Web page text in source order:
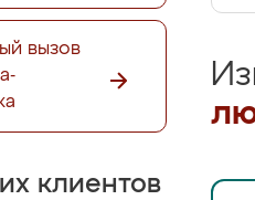
вызов
клиентов